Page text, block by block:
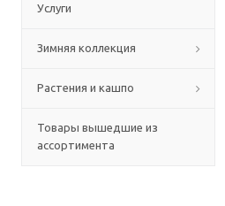
Услуги
Зимняя коллекция
Растения и кашпо
Товары вышедшие из
ассортимента